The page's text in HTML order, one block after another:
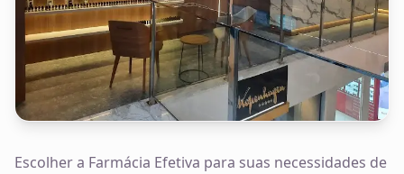
Escolher a Farmácia Efetiva para suas necessidades de